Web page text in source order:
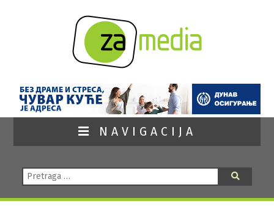
NAVIGACIJA
Pretraga: